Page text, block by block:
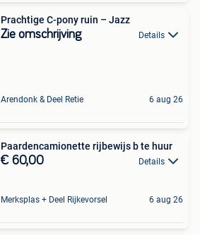
Prachtige C-pony ruin – Jazz
Zie omschrijving Details
Arendonk & Deel Retie 6 aug 26
Paardencamionette rijbewijs b te huur
€ 60,00 Details
Merksplas + Deel Rijkevorsel 6 aug 26